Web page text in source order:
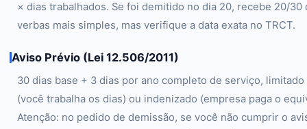
× dias trabalhados. Se foi demitido no dia 20, recebe 20/30
verbas mais simples, mas verifique a data exata no TRCT.
Aviso Prévio (Lei 12.506/2011)
30 dias base + 3 dias por ano completo de serviço,
(você trabalha os dias) ou indenizado (empresa paga o
Atenção: no pedido de demissão, se você não cumprir o